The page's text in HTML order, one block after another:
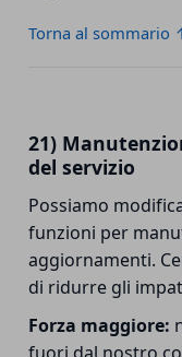
Torna al sommario
21)
del servizio
Possiamo
funzioni per
aggiornamenti.
di ridurre gli
Forza maggiore: